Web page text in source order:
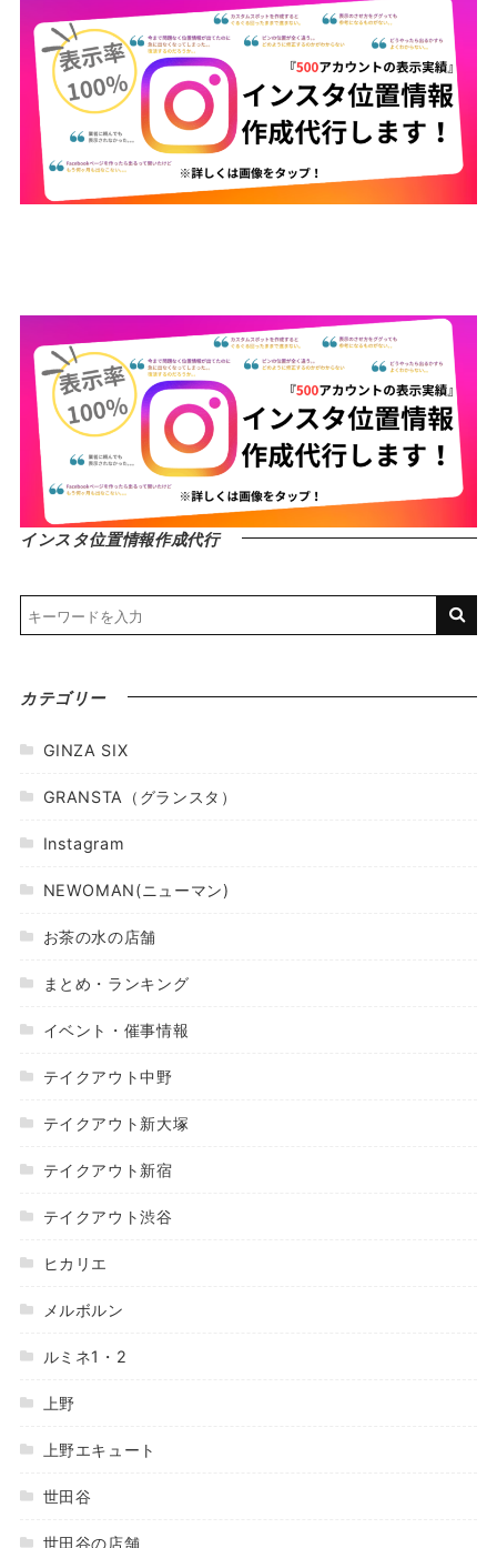
インスタ位置情報作成代行
カテゴリー
GINZA SIX
GRANSTA（グランスタ）
Instagram
NEWOMAN(ニューマン)
お茶の水の店舗
まとめ・ランキング
イベント・催事情報
テイクアウト中野
テイクアウト新大塚
テイクアウト新宿
テイクアウト渋谷
ヒカリエ
メルボルン
ルミネ1・2
上野
上野エキュート
世田谷
世田谷の店舗